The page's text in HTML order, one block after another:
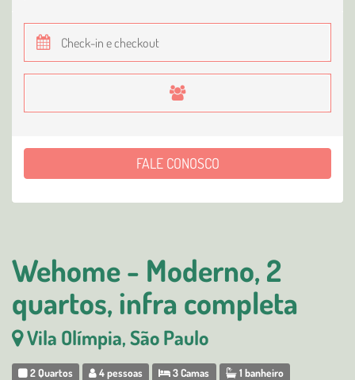
Wehome - Moderno, 2
quartos, infra completa
Vila Olímpia, São Paulo
2 Quartos 4 pessoas 3 Camas 1 banheiro
FALE CONOSCO